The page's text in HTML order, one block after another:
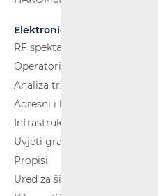
Elektroničke komunikacije
RF spektar
Operatori i usluge
Analiza tržišta
Adresni i brojevni prostor
Infrastruktura
Uvjeti gradnje
Propisi
Ured za širokopojasnost (BCO)